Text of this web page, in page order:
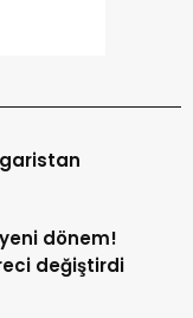
dönem!
değiştirdi